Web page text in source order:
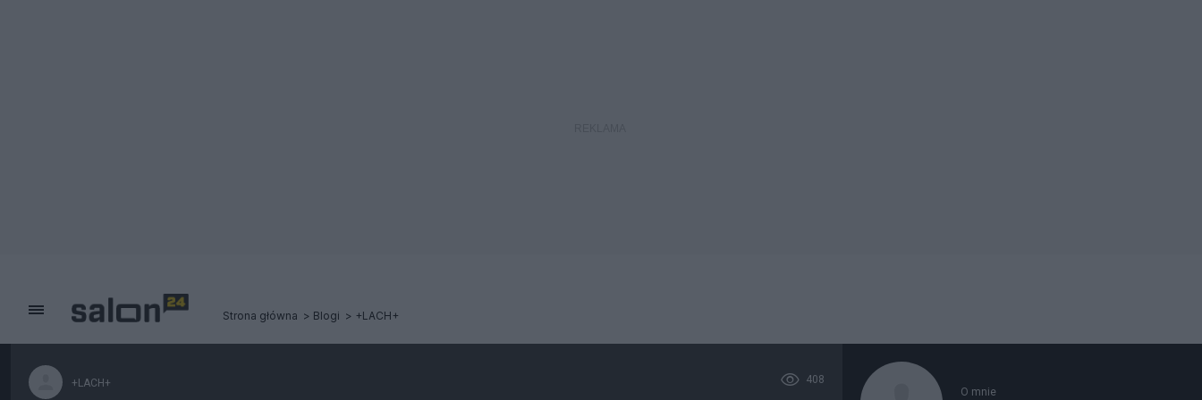
Strona główna Blogi +LACH+
+LACH+ 408
O mnie